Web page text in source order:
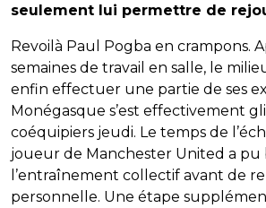
seulement lui permettre de
Revoilà Paul Pogba en crampons.
semaines de travail en salle, le
enfin effectuer une partie de ses
Monégasque s’est effectivement
coéquipiers jeudi. Le temps de
joueur de Manchester United a
l’entraînement collectif avant de
personnelle. Une étape